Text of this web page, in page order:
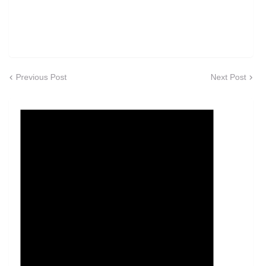
Previous Post Next Post